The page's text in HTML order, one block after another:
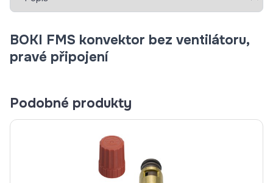
BOKI FMS konvektor bez ventilátoru,
pravé připojení
Podobné produkty